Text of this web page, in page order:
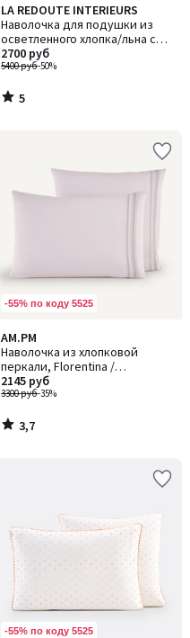
LA REDOUTE INTERIEURS
Наволочка для подушки из
осветленного хлопка/льна с
вышивкой, Ravenel / Ревенел
5400 руб-50%
2700 руб
5
/
5
5
/
-55% по коду 5525
AM.PM
Наволочка из хлопковой
перкали, Florentina /
Флорентина
3300 руб-35%
2145 руб
3,7
/ 5
3,7
/
-55% по коду 5525